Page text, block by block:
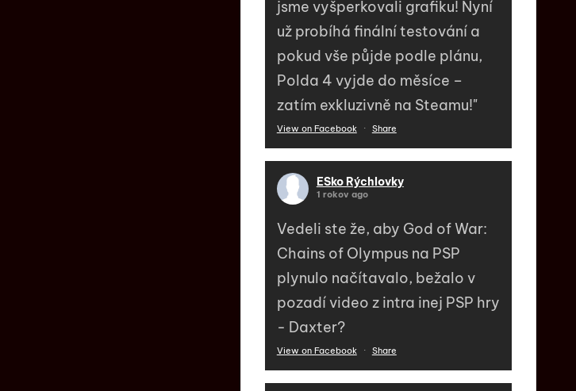
jsme vyšperkovali grafiku! Nyní
už probíhá finální testování a
pokud vše půjde podle plánu,
Polda 4 vyjde do měsíce –
zatím exkluzivně na Steamu!"
View on Facebook · Share
ESko Rýchlovky
1 rokov ago
Vedeli ste že, aby God of War:
Chains of Olympus na PSP
plynulo načítavalo, bežalo v
pozadí video z intra inej PSP hry
- Daxter?
View on Facebook · Share